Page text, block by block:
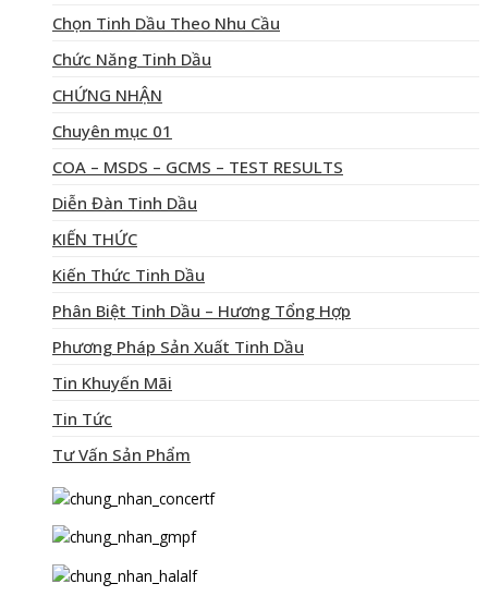
Chọn Tinh Dầu Theo Nhu Cầu
Chức Năng Tinh Dầu
CHỨNG NHẬN
Chuyên mục 01
COA – MSDS – GCMS – TEST RESULTS
Diễn Đàn Tinh Dầu
KIẾN THỨC
Kiến Thức Tinh Dầu
Phân Biệt Tinh Dầu – Hương Tổng Hợp
Phương Pháp Sản Xuất Tinh Dầu
Tin Khuyến Mãi
Tin Tức
Tư Vấn Sản Phẩm